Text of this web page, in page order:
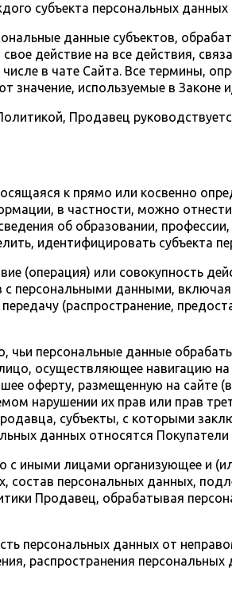
субъекта персональных
данные субъектов,
действие на все действия,
в чате Сайта. Все термины,
используемые в
Продавец
к прямо или косвенно
в частности, можно
об образовании,
идентифицировать субъекта
(операция) или совокупность
персональными данными,
(распространение,
чьи персональные данные
осуществляющее навигацию на
оферту, размещенную на сайте
нарушении их прав или прав
субъекты, с которыми
данных относятся
с иными лицами организующее и
персональных данных,
Продавец, обрабатывая
персональных данных от
распространения